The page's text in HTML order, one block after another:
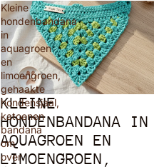
Kleine
hondenbandana
in
aquagroen
en
limoengroen,
gehaakte
hondensjaal,
katoenen
bandana
om
over
KLEINE
HONDENBANDANA IN
AQUAGROEN EN
LIMOENGROEN,